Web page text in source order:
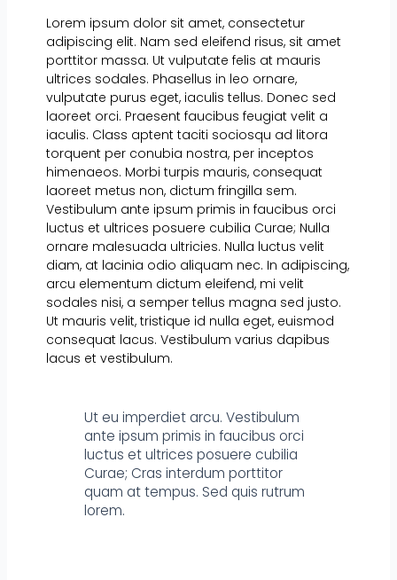
Lorem ipsum dolor sit amet, consectetur
adipiscing elit. Nam sed eleifend risus, sit amet
porttitor massa. Ut vulputate felis at mauris
ultrices sodales. Phasellus in leo ornare,
vulputate purus eget, iaculis tellus. Donec sed
laoreet orci. Praesent faucibus feugiat velit a
iaculis. Class aptent taciti sociosqu ad litora
torquent per conubia nostra, per inceptos
himenaeos. Morbi turpis mauris, consequat
laoreet metus non, dictum fringilla sem.
Vestibulum ante ipsum primis in faucibus orci
luctus et ultrices posuere cubilia Curae; Nulla
ornare malesuada ultricies. Nulla luctus velit
diam, at lacinia odio aliquam nec. In adipiscing,
arcu elementum dictum eleifend, mi velit
sodales nisi, a semper tellus magna sed justo.
Ut mauris velit, tristique id nulla eget, euismod
consequat lacus. Vestibulum varius dapibus
lacus et vestibulum.
Ut eu imperdiet arcu. Vestibulum
ante ipsum primis in faucibus orci
luctus et ultrices posuere cubilia
Curae; Cras interdum porttitor
quam at tempus. Sed quis rutrum
lorem.